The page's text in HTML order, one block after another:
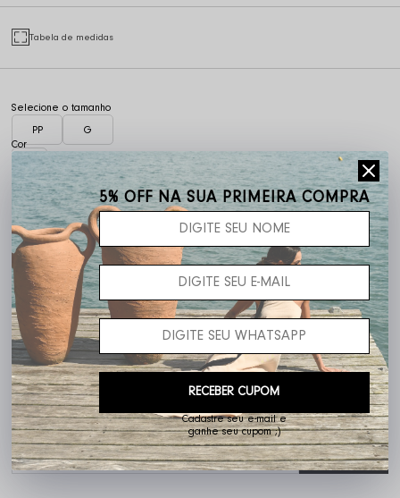
Tabela de medidas
PP G
Frete grátis acima de R$ 400,00
Não sei o meu CEP
5% OFF NA SUA PRIMEIRA COMPRA
Cadastre seu e-mail e
ganhe seu cupom ;)
RECEBER CUPOM